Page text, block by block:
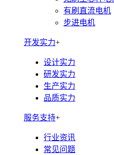
有刷直流电机
步进电机
开发实力+
设计实力
研发实力
生产实力
品质实力
服务支持+
行业资讯
常见问题